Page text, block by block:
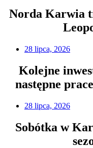
Norda Karwia
28 lipca, 2026
Kolejne
następne
28 lipca, 2026
Sobótka w